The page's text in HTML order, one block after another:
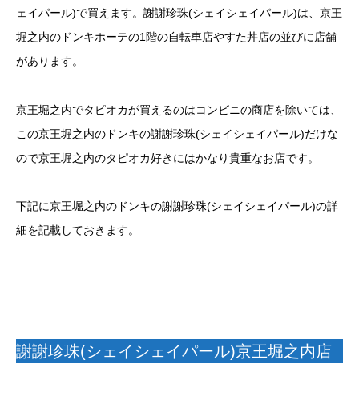
ェイパール)で買えます。謝謝珍珠(シェイシェイパール)は、京王
堀之内のドンキホーテの1階の自転車店やすた丼店の並びに店舗
があります。
京王堀之内でタピオカが買えるのはコンビニの商店を除いては、
この京王堀之内のドンキの謝謝珍珠(シェイシェイパール)だけな
ので京王堀之内のタピオカ好きにはかなり貴重なお店です。
下記に京王堀之内のドンキの謝謝珍珠(シェイシェイパール)の詳
細を記載しておきます。
謝謝珍珠(シェイシェイパール)京王堀之内店